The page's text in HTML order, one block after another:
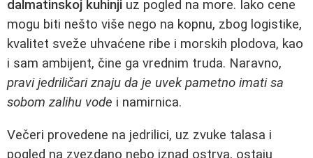
dalmatinskoj kuhinji uz pogled na more. Iako cene
mogu biti nešto više nego na kopnu, zbog logistike,
kvalitet sveže uhvaćene ribe i morskih plodova, kao
i sam ambijent, čine ga vrednim truda. Naravno,
pravi jedriličari znaju da je uvek pametno imati sa
sobom zalihu vode i namirnica.
Večeri provedene na jedrilici, uz zvuke talasa i
pogled na zvezdano nebo iznad ostrva, ostaju